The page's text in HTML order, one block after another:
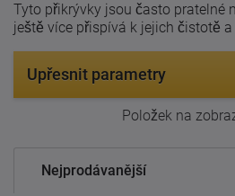
Tyto přikrývky jsou často pratelné
ještě více přispívá k jejich čistotě
Upřesnit parametry
Položek na
Nejprodávanější